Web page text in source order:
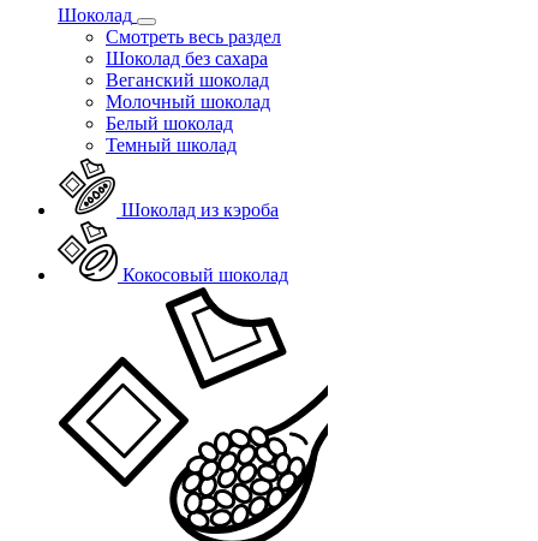
Шоколад
Смотреть весь раздел
Шоколад без сахара
Веганский шоколад
Молочный шоколад
Белый шоколад
Темный школад
Шоколад из кэроба
Кокосовый шоколад